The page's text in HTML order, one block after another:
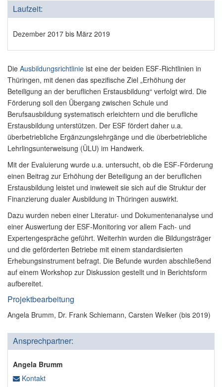
Laufzeit:
Dezember 2017 bis März 2019
Die Ausbildungsrichtlinie ist eine der beiden ESF-Richtlinien in
Thüringen, mit denen das spezifische Ziel „Erhöhung der
Beteiligung an der beruflichen Erstausbildung“ verfolgt wird. Die
Förderung soll den Übergang zwischen Schule und
Berufsausbildung systematisch erleichtern und die berufliche
Erstausbildung unterstützen. Der ESF fördert daher u.a.
überbetriebliche Ergänzungslehrgänge und die überbetriebliche
Lehrlingsunterweisung (ÜLU) im Handwerk.
Mit der Evaluierung wurde u.a. untersucht, ob die ESF-Förderung
einen Beitrag zur Erhöhung der Beteiligung an der beruflichen
Erstausbildung leistet und inwieweit sie sich auf die Struktur der
Finanzierung dualer Ausbildung in Thüringen auswirkt.
Dazu wurden neben einer Literatur- und Dokumentenanalyse und
einer Auswertung der ESF-Monitoring vor allem Fach- und
Expertengespräche geführt. Weiterhin wurden die Bildungsträger
und die geförderten Betriebe mit einem standardisierten
Erhebungsinstrument befragt. Die Befunde wurden abschließend
auf einem Workshop zur Diskussion gestellt und in Berichtsform
aufbereitet.
Projektbearbeitung
Angela Brumm, Dr. Frank Schiemann, Carsten Welker (bis 2019)
Ansprechpartner:
Angela Brumm
Kontakt